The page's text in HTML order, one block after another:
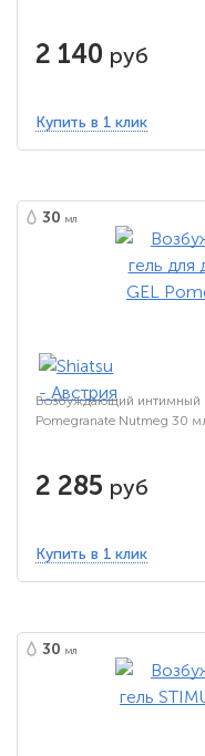
2 140 руб
Купить в 1 клик
30 мл
Возбуждающий интимный
Pomegranate Nutmeg 30
2 285 руб
Купить в 1 клик
30 мл